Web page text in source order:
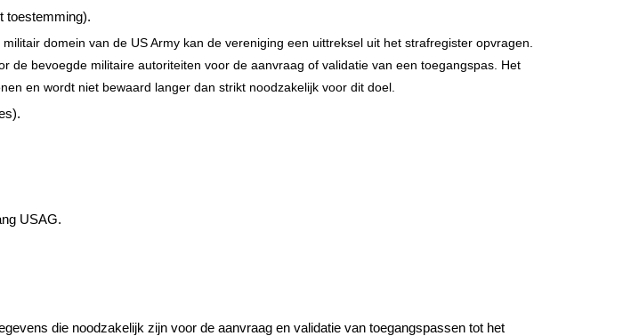
toestemming).
domein van de US Army kan de vereniging een uittreksel uit het strafregister opvragen.
de bevoegde militaire autoriteiten voor de aanvraag of validatie van een toegangspas. Het
en wordt niet bewaard langer dan strikt noodzakelijk voor dit doel.
USAG.
die noodzakelijk zijn voor de aanvraag en validatie van toegangspassen tot het